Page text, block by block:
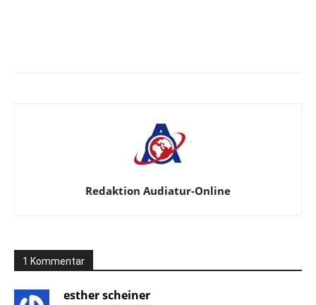
Redaktion Audiatur-Online
1 Kommentar
esther scheiner